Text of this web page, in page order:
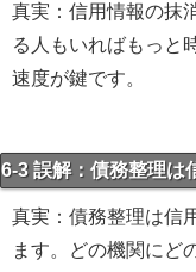
真実：信用情報の抹
る人もいればもっと
速度が鍵です。
6-3 誤解：債務整理は
真実：債務整理は信
ます。どの機関にど